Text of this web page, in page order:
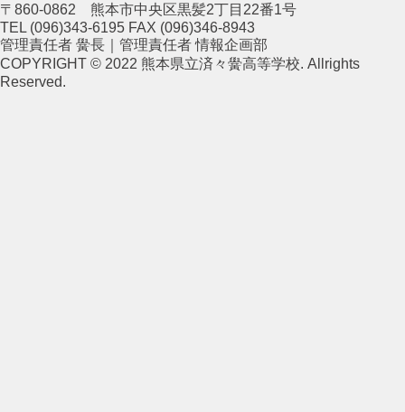
〒860-0862 熊本市中央区黒髪2丁目22番1号
TEL (096)343-6195 FAX (096)346-8943
管理責任者 黌長｜管理責任者 情報企画部
COPYRIGHT © 2022 熊本県立済々黌高等学校. Allrights
Reserved.